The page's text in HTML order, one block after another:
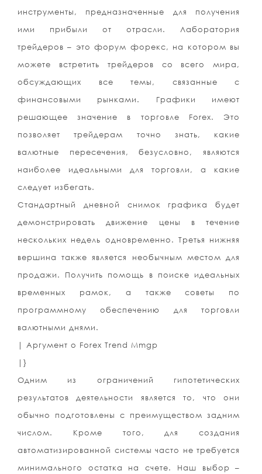
инструменты, предназначенные для получения
ими прибыли от отрасли. Лаборатория
трейдеров – это форум форекс, на котором вы
можете встретить трейдеров со всего мира,
обсуждающих все темы, связанные с
финансовыми рынками. Графики имеют
решающее значение в торговле Forex. Это
позволяет трейдерам точно знать, какие
валютные пересечения, безусловно, являются
наиболее идеальными для торговли, а какие
следует избегать.
Стандартный дневной снимок графика будет
демонстрировать движение цены в течение
нескольких недель одновременно. Третья нижняя
вершина также является необычным местом для
продажи. Получить помощь в поиске идеальных
временных рамок, а также советы по
программному обеспечению для торговли
валютными днями.
| Аргумент о Forex Trend Mmgp
|}
Одним из ограничений гипотетических
результатов деятельности является то, что они
обычно подготовлены с преимуществом задним
числом. Кроме того, для создания
автоматизированной системы часто не требуется
минимального остатка на счете. Наш выбор –